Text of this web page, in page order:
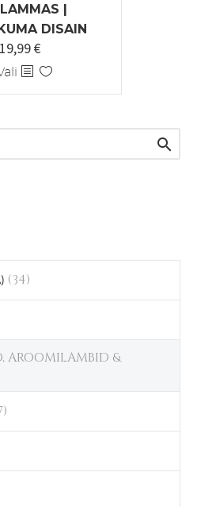
|
DISAIN
19,99€
Sellel
tootel
mitu

(34)
AROOMILAMBID &